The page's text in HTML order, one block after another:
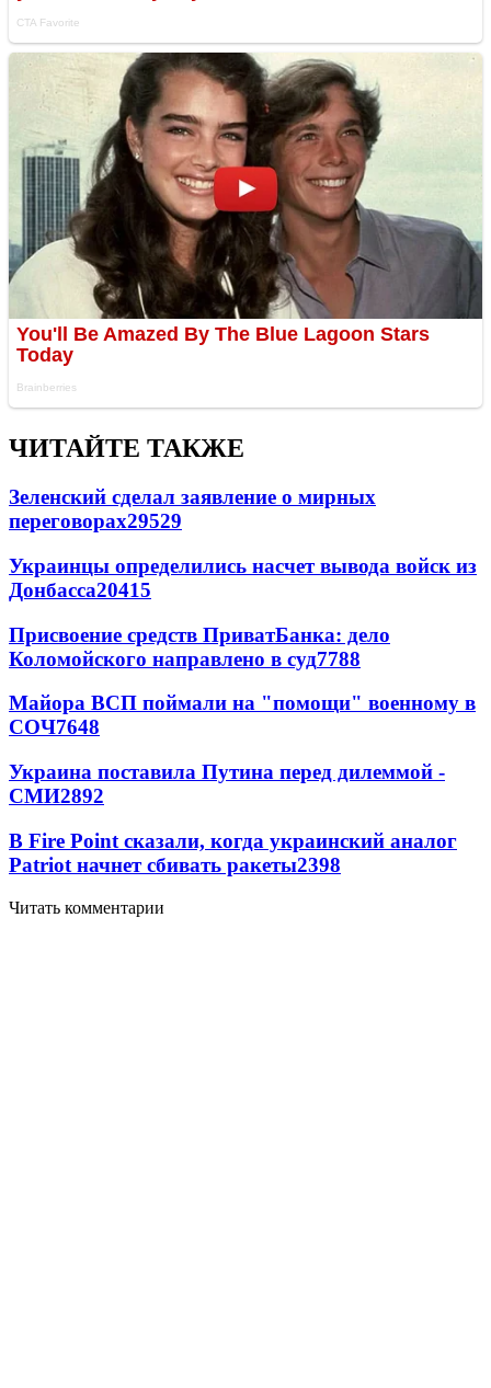
ЧИТАЙТЕ ТАКЖЕ
Зеленский сделал заявление о мирных
переговорах29529
Украинцы определились насчет вывода войск из
Донбасса20415
Присвоение средств ПриватБанка: дело
Коломойского направлено в суд7788
Майора ВСП поймали на "помощи" военному в
СОЧ7648
Украина поставила Путина перед дилеммой -
СМИ2892
В Fire Point сказали, когда украинский аналог
Patriot начнет сбивать ракеты2398
Читать комментарии